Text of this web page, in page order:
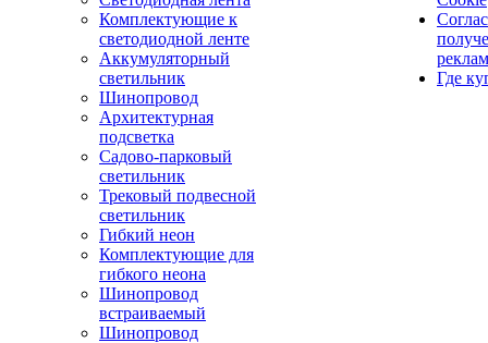
Комплектующие к
светодиодной ленте
Аккумуляторный
светильник
Шинопровод
Архитектурная
подсветка
Садово-парковый
светильник
Трековый подвесной
светильник
Гибкий неон
Комплектующие для
гибкого неона
Шинопровод
встраиваемый
Шинопровод
Где